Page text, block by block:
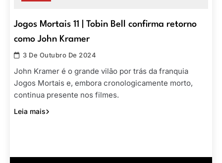
Jogos Mortais 11 | Tobin Bell confirma retorno
como John Kramer
3 De Outubro De 2024
John Kramer é o grande vilão por trás da franquia
Jogos Mortais e, embora cronologicamente morto,
continua presente nos filmes.
Leia mais